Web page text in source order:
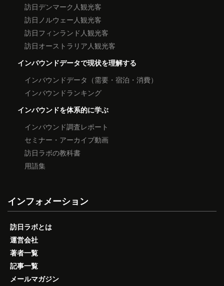
訪日デンマーク人観光客
訪日ノルウェー人観光客
訪日フィンランド人観光客
訪日オーストラリア人観光客
インバウンドデータで現状を理解する
インバウンドデータ（需要・宿泊・消費）
インバウンドランキング
インバウンドを体系的に学ぶ
インバウンド調査レポート
セミナー・アーカイブ動画
訪日ラボの教科書
用語集
インフォメーション
訪日ラボとは
運営会社
著者一覧
記事一覧
メールマガジン